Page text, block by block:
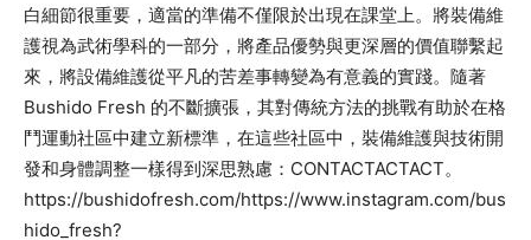
白細節很重要，適當的準備不僅限於出現在課堂上。將裝備維
護視為武術學科的一部分，將產品優勢與更深層的價值聯繫起
來，將設備維護從平凡的苦差事轉變為有意義的實踐。隨著
Bushido Fresh 的不斷擴張，其對傳統方法的挑戰有助於在格
鬥運動社區中建立新標準，在這些社區中，裝備維護與技術開
發和身體調整一樣得到深思熟慮：CONTACTACTACT。
https://bushidofresh.com/https://www.instagram.com/bus
hido_fresh?